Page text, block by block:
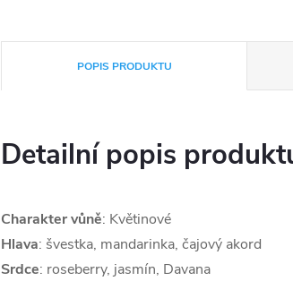
POPIS PRODUKTU
Detailní popis
Charakter vůně: Květinové
Hlava: švestka, mandarinka, čajový akord
Srdce: roseberry, jasmín, Davana